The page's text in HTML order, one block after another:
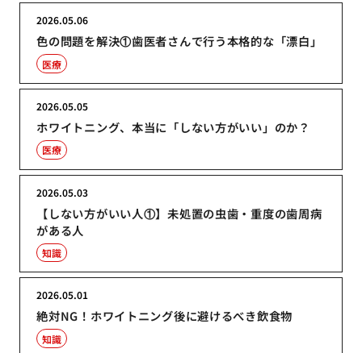
色の問題を解決①歯医者さんで行う本格的な「漂白」
2026.05.06
医療
ホワイトニング、本当に「しない方がいい」のか？
2026.05.05
医療
【しない方がいい人①】未処置の虫歯・重度の歯周病
がある人
2026.05.03
知識
絶対NG！ホワイトニング後に避けるべき飲食物
2026.05.01
知識